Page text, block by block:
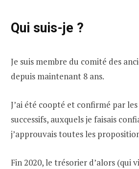
Qui suis-je ?
Je suis membre du comité des
depuis maintenant 8 ans.
J’ai été coopté et confirmé par
successifs, auxquels je faisais
j’approuvais toutes les
Fin 2020, le trésorier d’alors (qui